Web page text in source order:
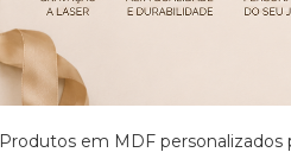
Produtos em MDF personalizados